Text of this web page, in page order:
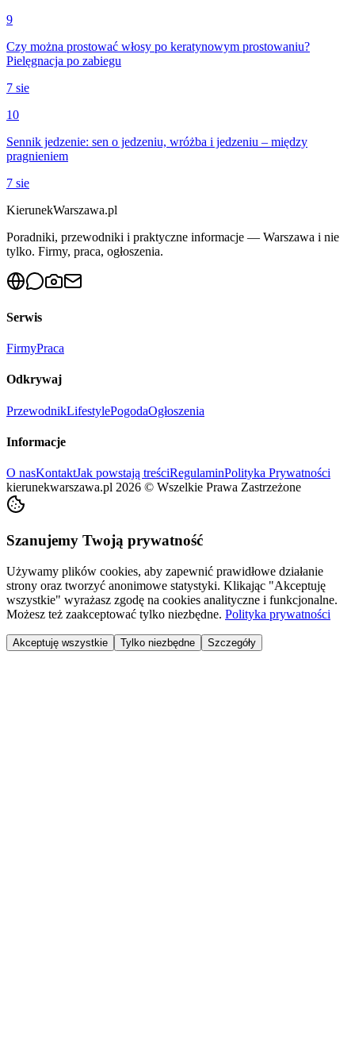
9
Czy można prostować włosy po keratynowym prostowaniu?
Pielęgnacja po zabiegu
7 sie
10
Sennik jedzenie: sen o jedzeniu, wróżba i jedzeniu – między
pragnieniem
7 sie
KierunekWarszawa.pl
Poradniki, przewodniki i praktyczne informacje — Warszawa i nie
tylko. Firmy, praca, ogłoszenia.
Serwis
FirmyPraca
Odkrywaj
PrzewodnikLifestylePogodaOgłoszenia
Informacje
O nasKontaktJak powstają treściRegulaminPolityka Prywatności
kierunekwarszawa.pl 2026 © Wszelkie Prawa Zastrzeżone
Szanujemy Twoją prywatność
Używamy plików cookies, aby zapewnić prawidłowe działanie
strony oraz tworzyć anonimowe statystyki. Klikając "Akceptuję
wszystkie" wyrażasz zgodę na cookies analityczne i funkcjonalne.
Możesz też zaakceptować tylko niezbędne. Polityka prywatności
Akceptuję wszystkie Tylko niezbędne Szczegóły